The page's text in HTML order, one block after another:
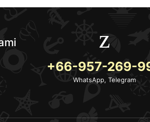
+66-957-269-
WhatsApp, Telegram